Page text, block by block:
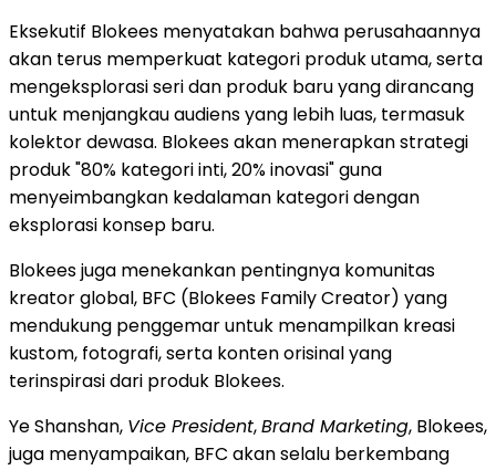
Eksekutif Blokees menyatakan bahwa perusahaannya
akan terus memperkuat kategori produk utama, serta
mengeksplorasi seri dan produk baru yang dirancang
untuk menjangkau audiens yang lebih luas, termasuk
kolektor dewasa. Blokees akan menerapkan strategi
produk "80% kategori inti, 20% inovasi" guna
menyeimbangkan kedalaman kategori dengan
eksplorasi konsep baru.
Blokees juga menekankan pentingnya komunitas
kreator global, BFC (Blokees Family Creator) yang
mendukung penggemar untuk menampilkan kreasi
kustom, fotografi, serta konten orisinal yang
terinspirasi dari produk Blokees.
Ye Shanshan, Vice President,Brand Marketing, Blokees,
juga menyampaikan, BFC akan selalu berkembang